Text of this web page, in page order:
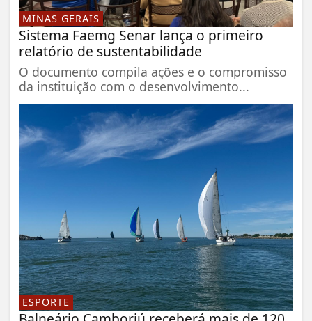
MINAS GERAIS
Sistema Faemg Senar lança o primeiro
relatório de sustentabilidade
O documento compila ações e o compromisso
da instituição com o desenvolvimento...
ESPORTE